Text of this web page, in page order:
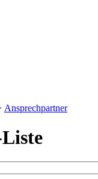
Ansprechpartner